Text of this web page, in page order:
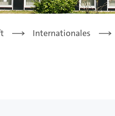
Internationales